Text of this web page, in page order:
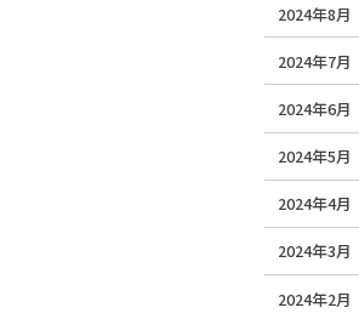
2024年8月
2024年7月
2024年6月
2024年5月
2024年4月
2024年3月
2024年2月